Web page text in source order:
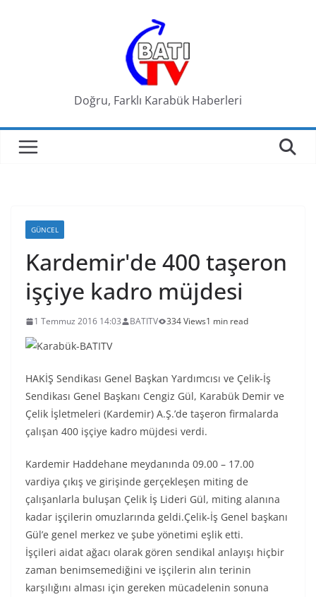
Doğru, Farklı Karabük Haberleri
GÜNCEL
Kardemir'de 400 taşeron
işçiye kadro müjdesi
1 Temmuz 2016 14:03 BATITV 334 Views1 min read
HAKİŞ Sendikası Genel Başkan Yardımcısı ve Çelik-İş
Sendikası Genel Başkanı Cengiz Gül, Karabük Demir ve
Çelik İşletmeleri (Kardemir) A.Ş.’de taşeron firmalarda
çalışan 400 işçiye kadro müjdesi verdi.
Kardemir Haddehane meydanında 09.00 – 17.00
vardiya çıkış ve girişinde gerçekleşen miting de
çalışanlarla buluşan Çelik İş Lideri Gül, miting alanına
kadar işçilerin omuzlarında geldi.Çelik-İş Genel başkanı
Gül’e genel merkez ve şube yönetimi eşlik etti.
İşçileri aidat ağacı olarak gören sendikal anlayışı hiçbir
zaman benimsemediğini ve işçilerin alın terinin
karşılığını alması için gereken mücadelenin sonuna